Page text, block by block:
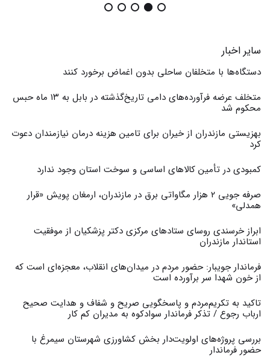
سایر اخبار
دستگاه‌ها با متخلفان ساحلی بدون اغماض برخورد کنند
متخلف عرضه فرآورده‌های دامی تاریخ‌گذشته در بابل به ۱۳ ماه حبس
محکوم شد
بهزیستی مازندران از خیران برای تامین هزینه درمان نیازمندان دعوت
کرد
کمبودی در تأمین کالاهای اساسی و سوخت استان وجود ندارد
صرفه جویی ۲ هزار مگاواتی برق در مازندران، ارمغان پویش «قرار
همدلی»
ابراز خرسندی روسای ستادهای مرکزی دکتر پزشکیان از موفقیت
استاندار مازندران
فرماندار جویبار: حضور مردم در میدان‌های انقلاب، معجزه‌ای است که
از خون شهدا سر برآورده است
تاکید به تکریم‌مردم و پاسخگویی صریح و شفاف و هدایت صحیح
ارباب رجوع / تذکر فرماندار سوادکوه به مدیران کم کار ‎
بررسی پروژه‌های اولویت‌دار بخش کشاورزی شهرستان سیمرغ با
حضور فرماندار